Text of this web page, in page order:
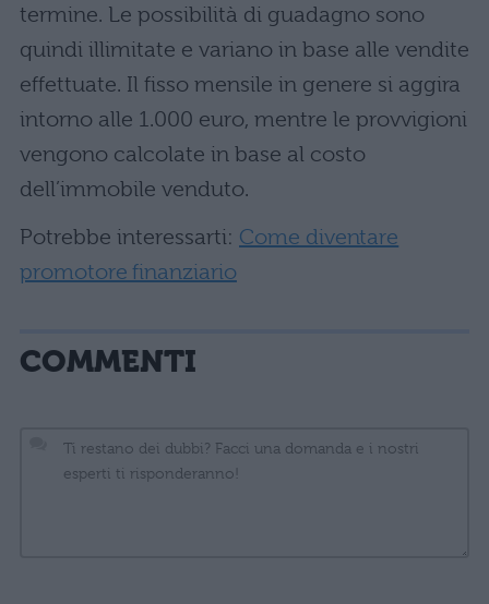
termine. Le possibilità di guadagno sono
quindi illimitate e variano in base alle vendite
effettuate. Il fisso mensile in genere si aggira
intorno alle 1.000 euro, mentre le provvigioni
vengono calcolate in base al costo
dell’immobile venduto.
Potrebbe interessarti: Come diventare
promotore finanziario
COMMENTI